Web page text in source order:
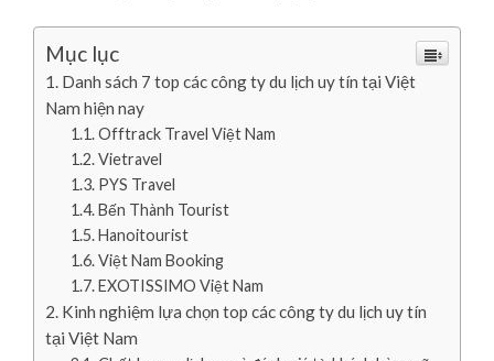
Mục lục
Danh sách 7 top các công ty du lịch uy tín tại Việt
Nam hiện nay
Offtrack Travel Việt Nam
Vietravel
PYS Travel
Bến Thành Tourist
Hanoitourist
Việt Nam Booking
EXOTISSIMO Việt Nam
Kinh nghiệm lựa chọn top các công ty du lịch uy tín
tại Việt Nam